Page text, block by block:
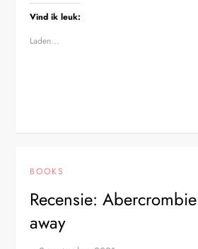
Vind ik leuk:
Laden...
BOOKS
Recensie:
away